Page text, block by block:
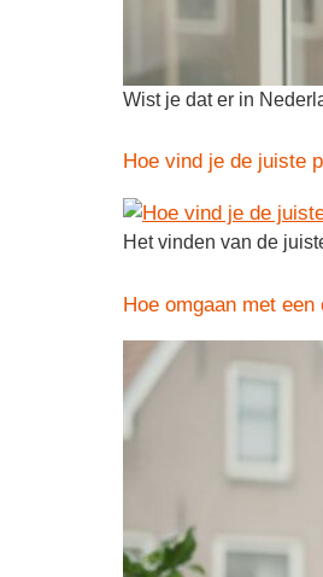
Wist je dat er in
Hoe vind je de juiste
Het vinden van de
Hoe omgaan met